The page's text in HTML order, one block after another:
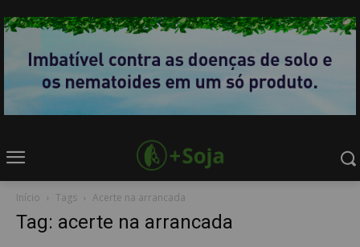
Início Tags Acerte na arrancada
Tag: acerte na arrancada